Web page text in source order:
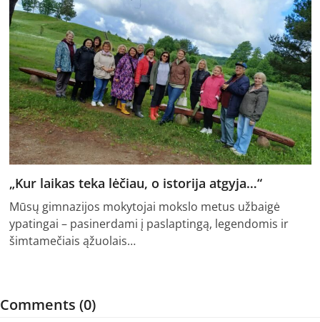
„Kur laikas teka lėčiau, o istorija atgyja…“
Mūsų gimnazijos mokytojai mokslo metus užbaigė
ypatingai – pasinerdami į paslaptingą, legendomis ir
šimtamečiais ąžuolais…
Comments (0)